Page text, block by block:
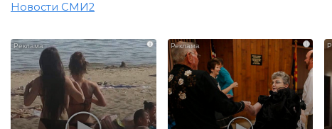
Новости СМИ2
i i